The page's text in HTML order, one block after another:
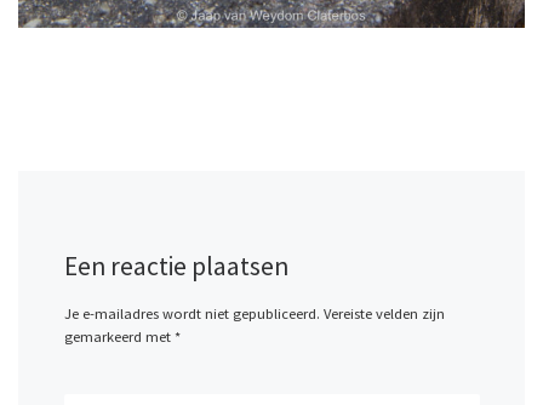
Een reactie plaatsen
Je e-mailadres wordt niet gepubliceerd. Vereiste velden zijn
gemarkeerd met *